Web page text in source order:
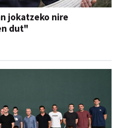
jokatzeko nire
dut"